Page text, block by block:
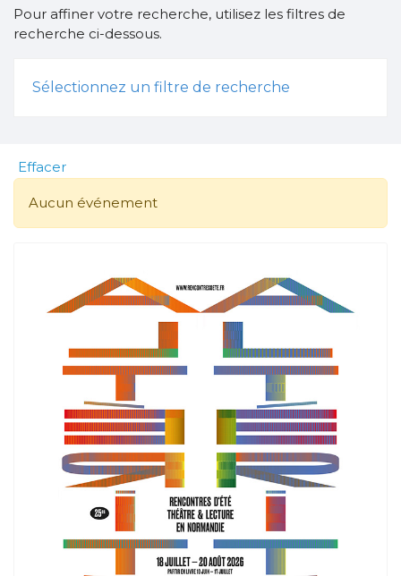
Pour affiner votre recherche, utilisez les filtres de
recherche ci-dessous.
Sélectionnez un filtre de recherche
Effacer
Aucun événement